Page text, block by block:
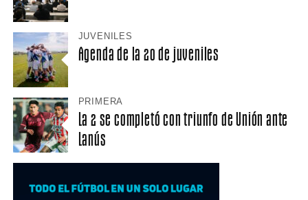
JUVENILES
Agenda de la 20 de juveniles
PRIMERA
La 2 se completó con triunfo de Unión ante
Lanús